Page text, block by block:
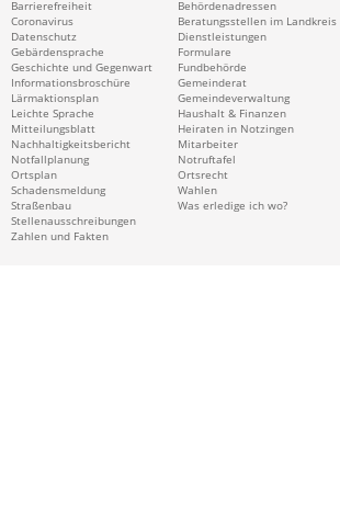
Barrierefreiheit
Coronavirus
Datenschutz
Gebärdensprache
Geschichte und Gegenwart
Informationsbroschüre
Lärmaktionsplan
Leichte Sprache
Mitteilungsblatt
Nachhaltigkeitsbericht
Notfallplanung
Ortsplan
Schadensmeldung
Straßenbau
Stellenausschreibungen
Zahlen und Fakten
Behördenadressen
Beratungsstellen im Landkreis
Dienstleistungen
Formulare
Fundbehörde
Gemeinderat
Gemeindeverwaltung
Haushalt & Finanzen
Heiraten in Notzingen
Mitarbeiter
Notruftafel
Ortsrecht
Wahlen
Was erledige ich wo?